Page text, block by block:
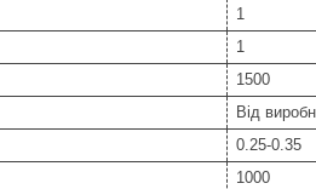
1
1
1500
Від
0.25-0.35
1000